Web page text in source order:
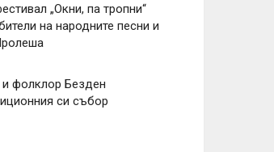
„Окни, па тропни“
на народните песни и
и фолклор Безден
си събор